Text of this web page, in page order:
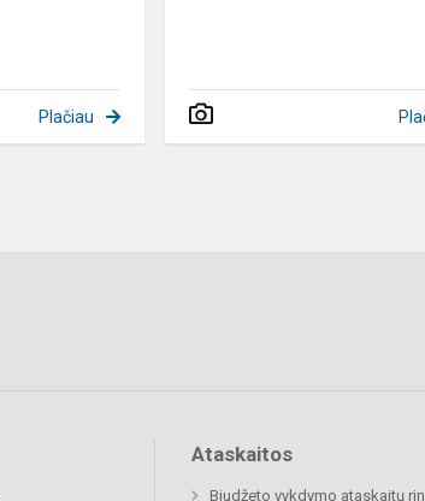
Plačiau
Ataskaitos
Biudžeto vykdymo ataskaitų